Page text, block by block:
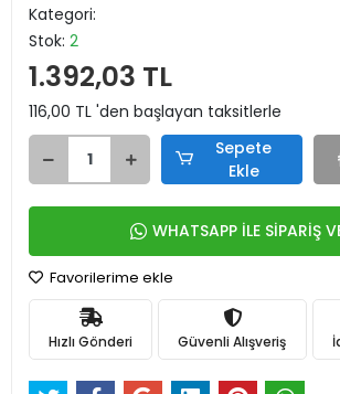
Kategori:
Stok: 2
1.392,03 TL
116,00 TL 'den başlayan taksitlerle
Sepete
Ekle
WHATSAPP İLE SİPARİŞ
Favorilerime ekle
Hızlı Gönderi Güvenli Alışveriş